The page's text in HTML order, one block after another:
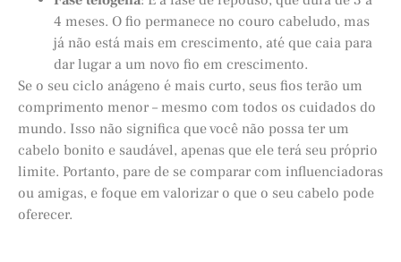
4 meses. O fio permanece no couro cabeludo, mas
já não está mais em crescimento, até que caia para
dar lugar a um novo fio em crescimento.
Se o seu ciclo anágeno é mais curto, seus fios terão um
comprimento menor – mesmo com todos os cuidados do
mundo. Isso não significa que você não possa ter um
cabelo bonito e saudável, apenas que ele terá seu próprio
limite. Portanto, pare de se comparar com influenciadoras
ou amigas, e foque em valorizar o que o seu cabelo pode
oferecer.